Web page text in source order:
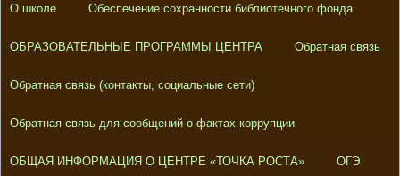
О школе Обеспечение сохранности библиотечного фонда
ОБРАЗОВАТЕЛЬНЫЕ ПРОГРАММЫ ЦЕНТРА Обратная связь
Обратная связь (контакты, социальные сети)
Обратная связь для сообщений о фактах коррупции
ОБЩАЯ ИНФОРМАЦИЯ О ЦЕНТРЕ «ТОЧКА РОСТА» ОГЭ